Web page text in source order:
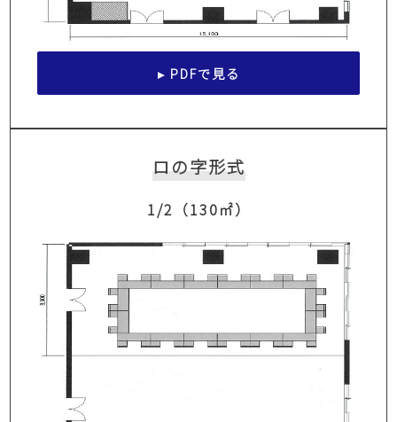
▸ PDFで見る
ロの字形式
1/2（130㎡）